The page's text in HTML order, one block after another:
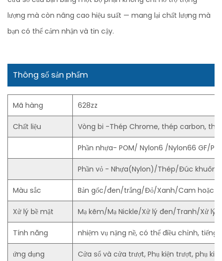
lượng mà còn nâng cao hiệu suất — mang lại chất lượng mà
bạn có thể cảm nhận và tin cậy.
Thông số sản phẩm
Mã hàng 628zz
Chất liệu Vòng bi -Thép Chrome, thép carbon,
Phần nhựa- POM/ Nylon6 /Nylon66 GF/
Phần vỏ - Nhựa(Nylon)/Thép/Đúc khuôn
Màu sắc Bản gốc/đen/trắng/Đỏ/Xanh/Cam hoặc
Xử lý bề mặt Mạ kẽm/Mạ Nickle/Xử lý đen/Tranh/Xử lý
Tính năng nhiệm vụ nặng nề, có thể điều chỉnh,
ứng dụng Cửa sổ và cửa trượt, Phụ kiện trượt, phụ